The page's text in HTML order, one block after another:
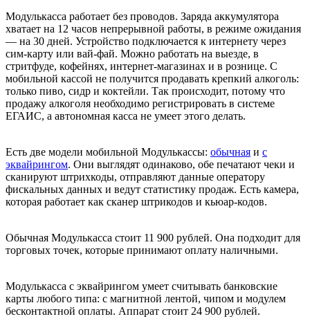
Модулькасса работает без проводов. Заряда аккумулятора
хватает на 12 часов непрерывной работы, в режиме ожидания
— на 30 дней. Устройство подключается к интернету через
сим-карту или вай-фай. Можно работать на выезде, в
стритфуде, кофейнях, интернет-магазинах и в рознице. С
мобильной кассой не получится продавать крепкий алкоголь:
только пиво, сидр и коктейли. Так происходит, потому что
продажу алкоголя необходимо регистрировать в системе
ЕГАИС, а автономная касса не умеет этого делать.
Есть две модели мобильной Модулькассы: обычная и с
эквайрингом. Они выглядят одинаково, обе печатают чеки и
сканируют штрихкоды, отправляют данные оператору
фискальных данных и ведут статистику продаж. Есть камера,
которая работает как сканер штрикодов и кьюар-кодов.
Обычная Модулькасса стоит 11 900 рублей. Она подходит для
торговых точек, которые принимают оплату наличными.
Модулькасса с эквайрингом умеет считывать банковские
карты любого типа: с магнитной лентой, чипом и модулем
бесконтактной оплаты. Аппарат стоит 24 900 рублей.